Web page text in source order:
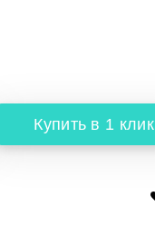
Купить в 1 клик